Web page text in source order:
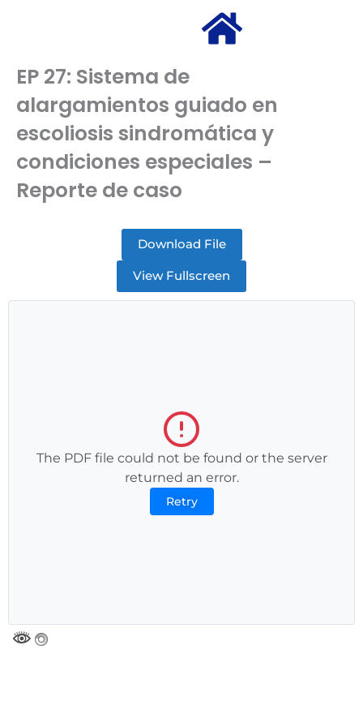
EP 27: Sistema de
alargamientos guiado en
escoliosis sindromática y
condiciones especiales –
Reporte de caso
Download File
View Fullscreen
The PDF file could not be found or the server
returned an error.
Retry